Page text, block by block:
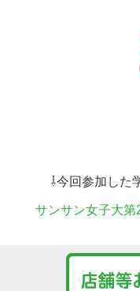
⇩今回参加した
サンサン女子大